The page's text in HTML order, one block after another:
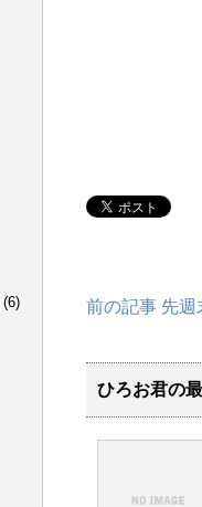
前の記事 先
ひろお君の
(6)